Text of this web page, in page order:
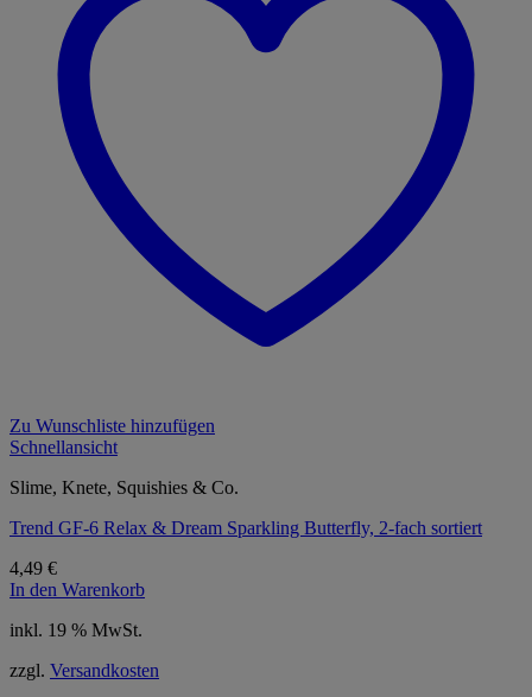
Zu Wunschliste hinzufügen
Schnellansicht
Slime, Knete, Squishies & Co.
Trend GF-6 Relax & Dream Sparkling Butterfly, 2-fach sortiert
4,49 €
In den Warenkorb
inkl. 19 % MwSt.
zzgl. Versandkosten